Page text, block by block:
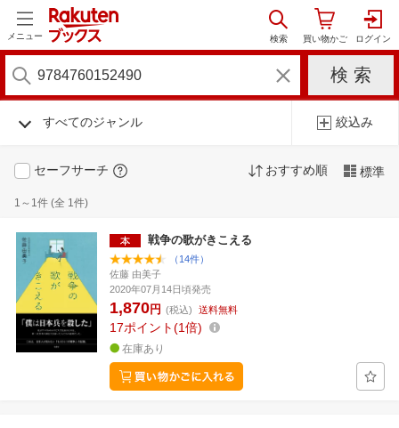
メニュー
すべてのジャンル 絞込み
セーフサーチ おすすめ順 標準
1～1件 (全 1件)
戦争の歌がきこえる
（14件）
佐藤 由美子
2020年07月14日頃発売
1,870円 (税込) 送料無料
17ポイント 1倍
在庫あり